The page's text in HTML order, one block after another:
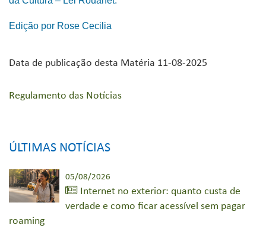
Edição por Rose Cecilia
Data de publicação desta Matéria 11-08-2025
Regulamento das Notícias
ÚLTIMAS NOTÍCIAS
05/08/2026
Internet no exterior: quanto custa de
verdade e como ficar acessível sem pagar
roaming